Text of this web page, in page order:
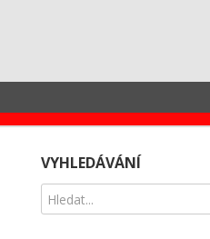
VYHLEDÁVÁNÍ